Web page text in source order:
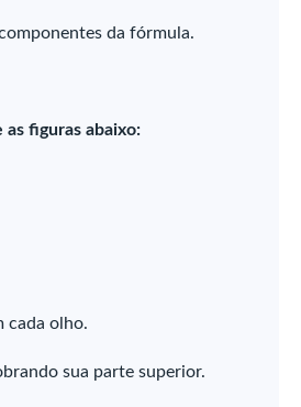
da fórmula.
figuras abaixo:
cada olho.
sua parte superior.